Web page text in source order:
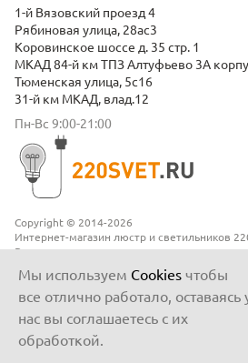
Copyright © 2014-2026
Интернет-магазин люстр и светильников
Все права защищены
1-й Вязовский проезд 4
Рябиновая улица, 28ас3
Коровинское шоссе д. 35 стр. 1
МКАД 84-й км ТПЗ Алтуфьево 3А
Тюменская улица, 5с16
31-й км МКАД, влад.12
Пн-Вс 9:00-21:00
Мы используем Cookies чтобы
все отлично работало, оставаясь
нас вы соглашаетесь с их
обработкой.